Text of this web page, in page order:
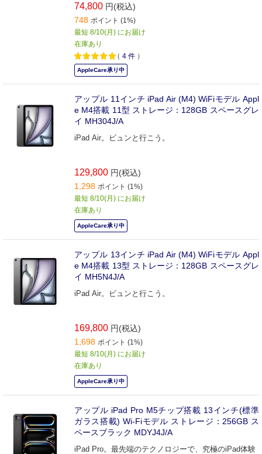
74,800 円(税込)
748 ポイント (1%)
最短 8/10(月) にお届け
在庫あり
（ 4 件 ）
AppleCare承り中
アップル 11インチ iPad Air (M4) WiFiモデル Appl
e M4搭載 11型 ストレージ：128GB スペースグレ
イ MH304J/A
iPad Air。ビュンと行こう。
129,800 円(税込)
1,298 ポイント (1%)
最短 8/10(月) にお届け
在庫あり
AppleCare承り中
アップル 13インチ iPad Air (M4) WiFiモデル Appl
e M4搭載 13型 ストレージ：128GB スペースグレ
イ MH5N4J/A
iPad Air。ビュンと行こう。
169,800 円(税込)
1,698 ポイント (1%)
最短 8/10(月) にお届け
在庫あり
AppleCare承り中
アップル iPad Pro M5チップ搭載 13インチ(標準
ガラス搭載) Wi-Fiモデル ストレージ：256GB ス
ペースブラック MDYJ4J/A
iPad Pro。最先端のテクノロジーで、究極のiPad体験